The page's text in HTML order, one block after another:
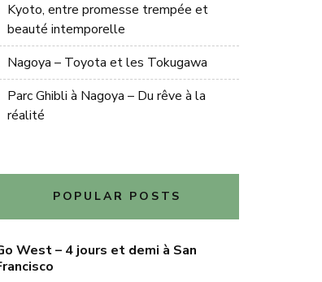
Kyoto, entre promesse trempée et
beauté intemporelle
Nagoya – Toyota et les Tokugawa
Parc Ghibli à Nagoya – Du rêve à la
réalité
POPULAR POSTS
West – 4 jours et demi à San